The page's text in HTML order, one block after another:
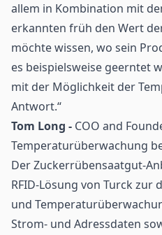
allem in Kombination mit
erkannten früh den Wert
möchte wissen, wo sein
es beispielsweise geerntet
mit der Möglichkeit der
Antwort.“
Tom Long - COO and
Temperaturüberwachung
Der Zuckerrübensaatgut-
RFID-Lösung von Turck zur
und
Strom- und Adressdaten